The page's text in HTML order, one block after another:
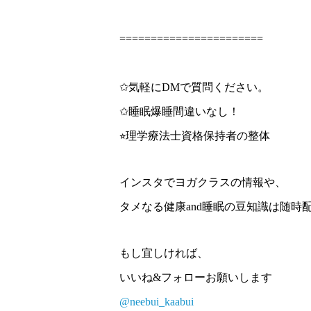
=======================
✩気軽にDMで質問ください。
✩睡眠爆睡間違いなし！
⭐︎理学療法士資格保持者の整体
インスタでヨガクラスの情報や、
タメなる健康and睡眠の豆知識は随時
もし宜しければ、
いいね&フォローお願いします
@neebui_kaabui